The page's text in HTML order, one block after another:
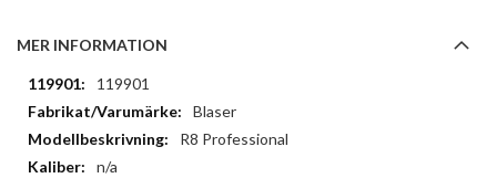
MER INFORMATION
Mer
information
119901
Blaser
R8 Professional
n/a